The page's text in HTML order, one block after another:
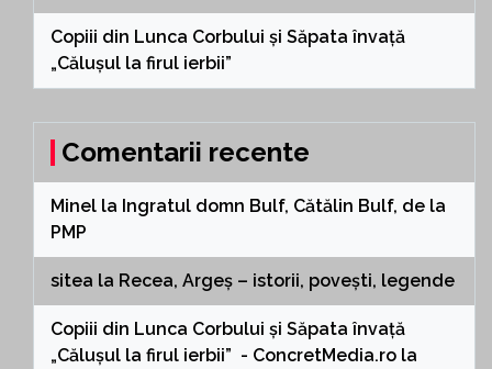
Copiii din Lunca Corbului și Săpata învață
„Călușul la firul ierbii”
Comentarii recente
Minel la Ingratul domn Bulf, Cătălin Bulf, de la
PMP
sitea la Recea, Argeș – istorii, povești, legende
Copiii din Lunca Corbului și Săpata învață
„Călușul la firul ierbii” - ConcretMedia.ro la